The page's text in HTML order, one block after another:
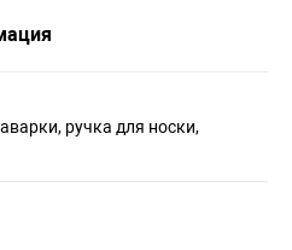
ручка для носки,